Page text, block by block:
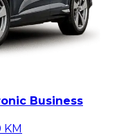
Business
KM